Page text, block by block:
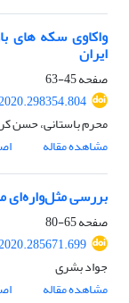
واکاوی سکه های
ایران
صفحه45-63
محرم باستانی، حسن
مشاهده مقاله
بررسی
صفحه65-80
جواد بشری
مشاهده مقاله